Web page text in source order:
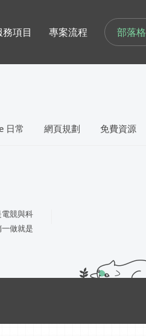
部落格
日常 網頁規劃 免費資源
競與科
做就是